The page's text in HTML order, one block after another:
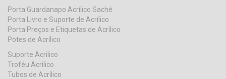
Porta Guardanapo Acrílico Sachê
Porta Livro e Suporte de Acrílico
Porta Preços e Etiquetas de Acrílico
Potes de Acrílico
Suporte Acrilico
Troféu Acrílico
Tubos de Acrílico